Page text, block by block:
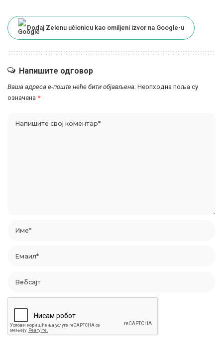
Dodaj Zelenu učionicu kao omiljeni izvor na Google-u
Напишите одговор
Ваша адреса е-поште неће бити објављена. Неопходна поља су
означена *